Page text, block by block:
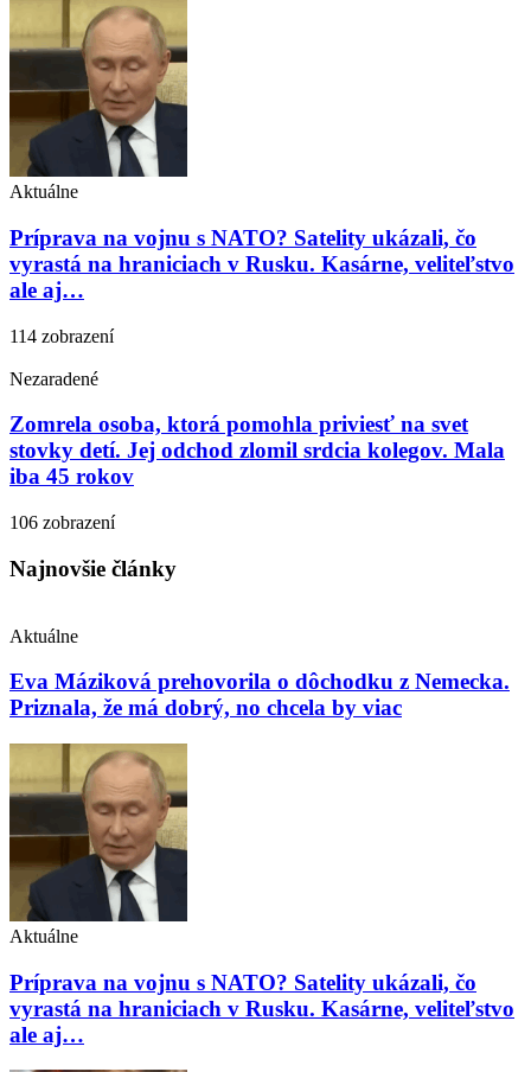
Aktuálne
Príprava na vojnu s NATO? Satelity ukázali, čo
vyrastá na hraniciach v Rusku. Kasárne, veliteľstvo
ale aj…
114 zobrazení
Nezaradené
Zomrela osoba, ktorá pomohla priviesť na svet
stovky detí. Jej odchod zlomil srdcia kolegov. Mala
iba 45 rokov
106 zobrazení
Najnovšie články
Aktuálne
Eva Máziková prehovorila o dôchodku z Nemecka.
Priznala, že má dobrý, no chcela by viac
Aktuálne
Príprava na vojnu s NATO? Satelity ukázali, čo
vyrastá na hraniciach v Rusku. Kasárne, veliteľstvo
ale aj…